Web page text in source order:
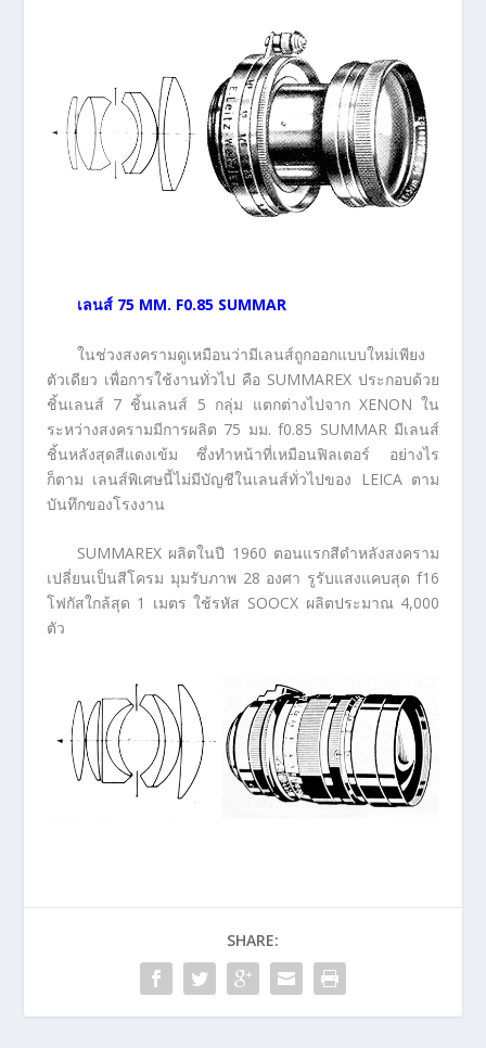
เลนส์ 75 MM. F0.85 SUMMAR
ในช่วงสงครามดูเหมือนว่ามีเลนส์ถูกออกแบบใหม่เพียง
ตัวเดียว เพื่อการใช้งานทั่วไป คือ SUMMAREX ประกอบด้วย
ชิ้นเลนส์ 7 ชิ้นเลนส์ 5 กลุ่ม แตกต่างไปจาก XENON ใน
ระหว่างสงครามมีการผลิต 75 มม. f0.85 SUMMAR มีเลนส์
ชิ้นหลังสุดสีแดงเข้ม ซึ่งทำหน้าที่เหมือนฟิลเตอร์ อย่างไร
ก็ตาม เลนส์พิเศษนี้ไม่มีบัญชีในเลนส์ทั่วไปของ LEICA ตาม
บันทึกของโรงงาน
SUMMAREX ผลิตในปี 1960 ตอนแรกสีดำหลังสงคราม
เปลี่ยนเป็นสีโครม มุมรับภาพ 28 องศา รูรับแสงแคบสุด f16
โฟกัสใกล้สุด 1 เมตร ใช้รหัส SOOCX ผลิตประมาณ 4,000
ตัว
SHARE: